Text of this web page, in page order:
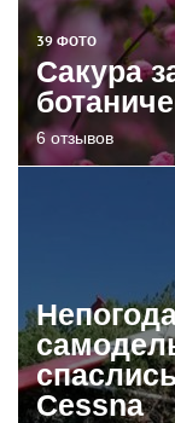
39 ФОТО
Сакура
6 отзывов
Cessna